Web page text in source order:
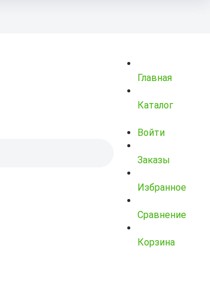
Главная
Каталог
Войти
Заказы
Избранное
Сравнение
Корзина